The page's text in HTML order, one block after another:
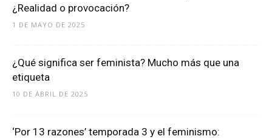
¿Realidad o provocación?
1 DE MAYO DE 2025
¿Qué significa ser feminista? Mucho más que una
etiqueta
10 DE ABRIL DE 2025
‘Por 13 razones’ temporada 3 y el feminismo: